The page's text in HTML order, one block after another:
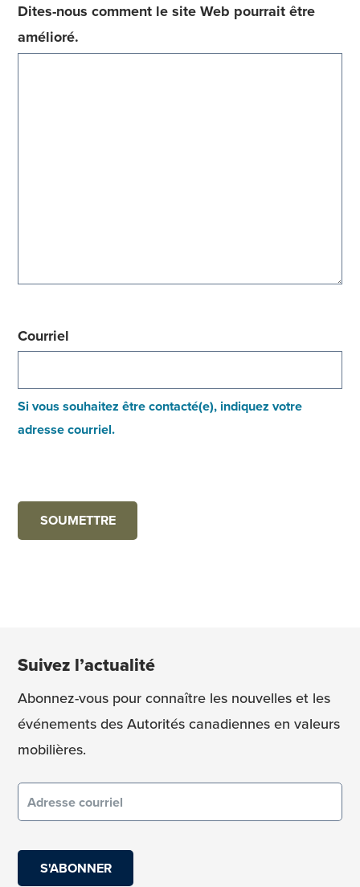
Dites-nous comment le site Web pourrait être
amélioré.
Courriel
Si vous souhaitez être contacté(e), indiquez votre
adresse courriel.
Suivez l’actualité
Abonnez-vous pour connaître les nouvelles et les
événements des Autorités canadiennes en valeurs
mobilières.
Courriel
(obligatoire)